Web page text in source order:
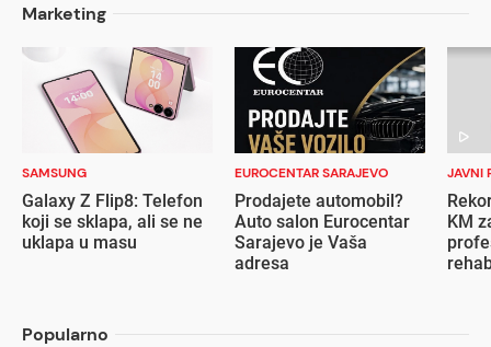
Marketing
SAMSUNG
Galaxy Z Flip8: Telefon
koji se sklapa, ali se ne
uklapa u masu
EUROCENTAR SARAJEVO
Prodajete automobil?
Auto salon Eurocentar
Sarajevo je Vaša
adresa
JAVNI
KM
Popularno